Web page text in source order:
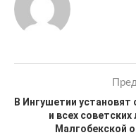
В Ингушетии установят
и всех
Малгобекской